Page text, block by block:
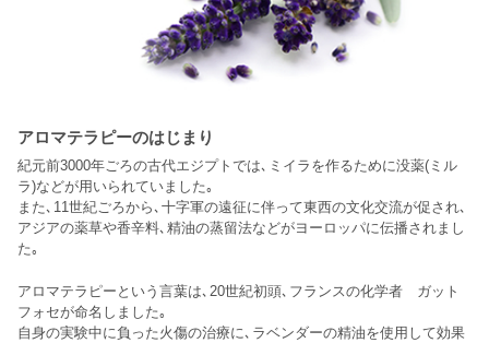
アロマテラピーのはじまり
紀元前3000年ごろの古代エジプトでは､ミイラを作るために没薬(ミル
ラ)などが用いられていました｡
また､11世紀ごろから､十字軍の遠征に伴って東西の文化交流が促され､
アジアの薬草や香辛料､精油の蒸留法などがヨーロッパに伝播されまし
た｡
アロマテラピーという言葉は､20世紀初頭､フランスの化学者 ガット
フォセが命名しました｡
自身の実験中に負った火傷の治療に､ラベンダーの精油を使用して効果